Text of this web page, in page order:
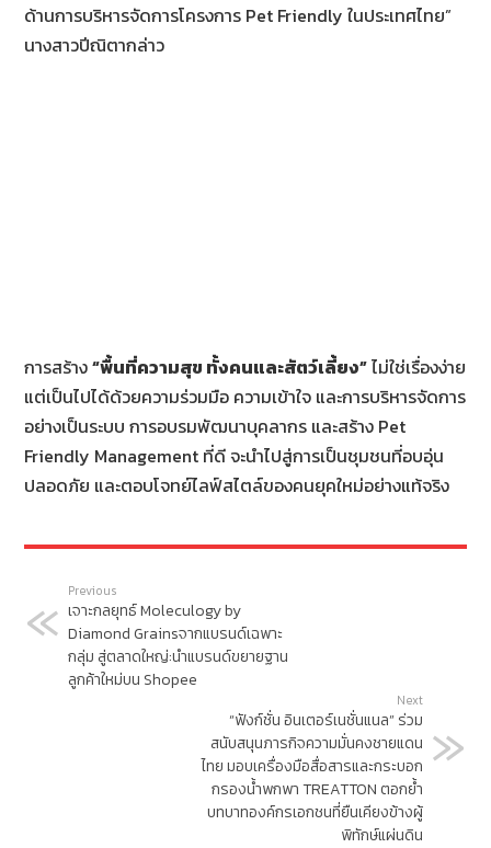
ด้านการบริหารจัดการโครงการ Pet Friendly ในประเทศไทย”
นางสาวปีณิตากล่าว
การสร้าง“พื้นที่ความสุข ทั้งคนและสัตว์เลี้ยง”ไม่ใช่เรื่องง่าย
แต่เป็นไปได้ด้วยความร่วมมือ ความเข้าใจ และการบริหารจัดการ
อย่างเป็นระบบ การอบรมพัฒนาบุคลากร และสร้าง Pet
Friendly Management ที่ดี จะนำไปสู่การเป็นชุมชนที่อบอุ่น
ปลอดภัย และตอบโจทย์ไลฟ์สไตล์ของคนยุคใหม่อย่างแท้จริง
Previous
เจาะกลยุทธ์ Moleculogy by
Diamond Grainsจากแบรนด์เฉพาะ
กลุ่ม สู่ตลาดใหญ่:นำแบรนด์ขยายฐาน
ลูกค้าใหม่บน Shopee
Next
“ฟังก์ชั่น อินเตอร์เนชั่นแนล” ร่วม
สนับสนุนภารกิจความมั่นคงชายแดน
ไทย มอบเครื่องมือสื่อสารและกระบอก
กรองน้ำพกพา TREATTON ตอกย้ำ
บทบาทองค์กรเอกชนที่ยืนเคียงข้างผู้
พิทักษ์แผ่นดิน